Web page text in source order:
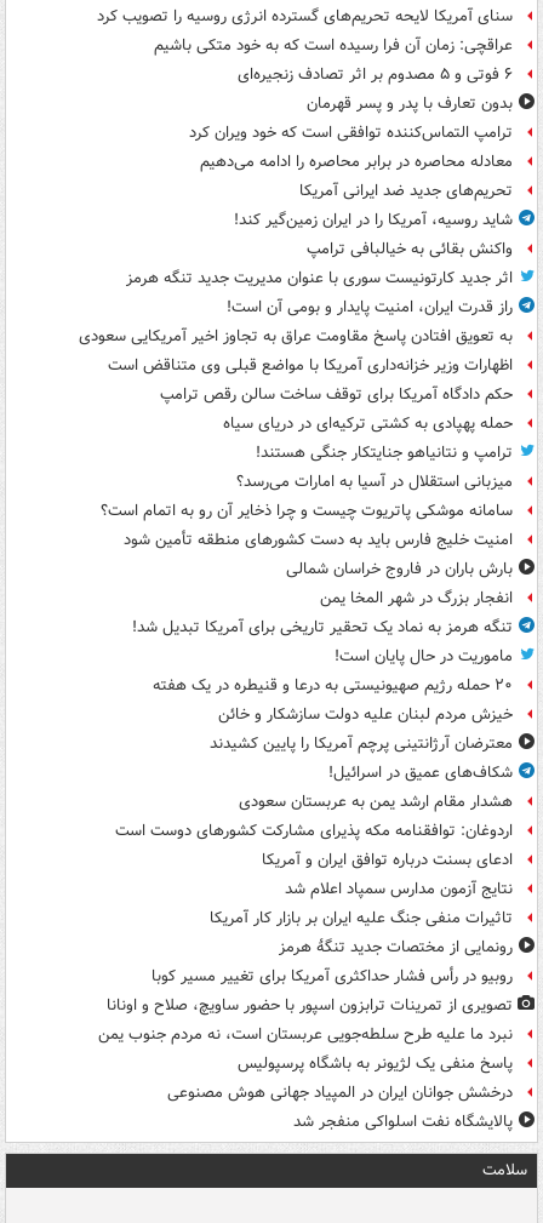
سنای آمریکا لایحه تحریم‌های گسترده انرژی روسیه را تصویب کرد
عراقچی: زمان آن فرا رسیده است که به خود متکی باشیم
۶ فوتی و ۵ مصدوم بر اثر تصادف زنجیره‌ای
بدون تعارف با پدر و پسر قهرمان
ترامپ التماس‌کننده توافقی است که خود ویران کرد
معادله محاصره در برابر محاصره را ادامه می‌دهیم
تحریم‌های جدید ضد ایرانی آمریکا
شاید روسیه، آمریکا را در ایران زمین‌گیر کند!
واکنش بقائی به خیالبافی ترامپ
اثر جدید کارتونیست سوری با عنوان مدیریت جدید تنگه هرمز
راز قدرت ایران، امنیت پایدار و بومی آن است!
به تعویق افتادن پاسخ مقاومت عراق به تجاوز اخیر آمریکایی سعودی
اظهارات وزیر خزانه‌داری آمریکا با مواضع قبلی وی متناقض است
حکم دادگاه آمریکا برای توقف ساخت سالن رقص ترامپ
حمله پهپادی به کشتی ترکیه‌ای در دریای سیاه
ترامپ و نتانیاهو جنایتکار جنگی هستند!
میزبانی استقلال در آسیا به امارات می‌رسد؟
سامانه موشکی پاتریوت چیست و چرا ذخایر آن رو به اتمام است؟
امنیت خلیج فارس باید به دست کشورهای منطقه تأمین شود
بارش باران در فاروج خراسان شمالی
انفجار بزرگ در شهر المخا یمن
تنگه هرمز به نماد یک تحقیر تاریخی برای آمریکا تبدیل شد!
ماموریت در حال پایان است!
۲۰ حمله رژیم صهیونیستی به درعا و قنیطره در یک هفته
خیزش مردم لبنان علیه دولت سازشکار و خائن
معترضان آرژانتینی پرچم آمریکا را پایین کشیدند
شکاف‌های عمیق در اسرائیل!
هشدار مقام ارشد یمن به عربستان سعودی
اردوغان: توافقنامه مکه پذیرای مشارکت کشورهای دوست است
ادعای بسنت درباره توافق ایران و آمریکا
نتایج آزمون مدارس سمپاد اعلام شد
تاثیرات منفی جنگ علیه ایران بر بازار کار آمریکا
رونمایی از مختصات جدید تنگۀ هرمز
روبیو در رأس فشار حداکثری آمریکا برای تغییر مسیر کوبا
تصویری از تمرینات ترابزون اسپور با حضور ساویچ، صلاح و اونانا
نبرد ما علیه طرح سلطه‌جویی عربستان است، نه مردم جنوب یمن
پاسخ منفی یک لژیونر به باشگاه پرسپولیس
درخشش جوانان ایران در المپیاد جهانی هوش مصنوعی
پالایشگاه نفت اسلواکی منفجر شد
سلامت